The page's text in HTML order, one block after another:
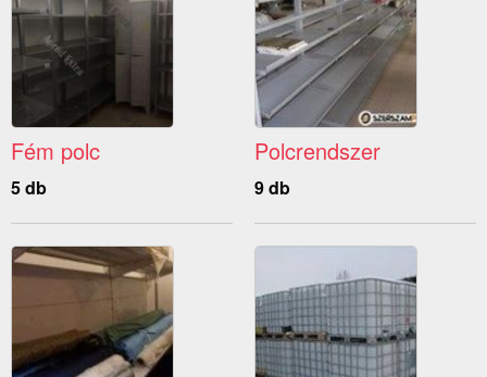
Fém polc
5 db
Polcrendszer
9 db